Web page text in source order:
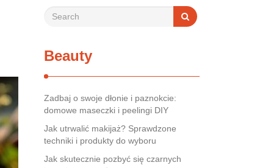
Beauty
Zadbaj o swoje dłonie i paznokcie:
domowe maseczki i peelingi DIY
Jak utrwalić makijaż? Sprawdzone
techniki i produkty do wyboru
Jak skutecznie pozbyć się czarnych